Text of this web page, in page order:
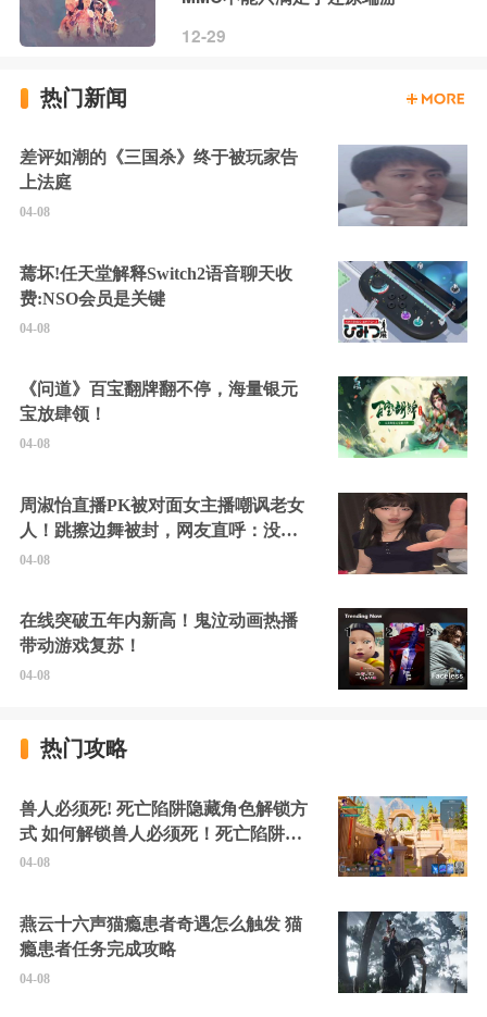
12-29
热门新闻
差评如潮的《三国杀》终于被玩家告
上法庭
04-08
蔫坏!任天堂解释Switch2语音聊天收
费:NSO会员是关键
04-08
《问道》百宝翻牌翻不停，海量银元
宝放肆领！
04-08
周淑怡直播PK被对面女主播嘲讽老女
人！跳擦边舞被封，网友直呼：没边
硬擦封的好！
04-08
在线突破五年内新高！鬼泣动画热播
带动游戏复苏！
04-08
热门攻略
兽人必须死! 死亡陷阱隐藏角色解锁方
式 如何解锁兽人必须死！死亡陷阱中
的隐藏角色
04-08
燕云十六声猫瘾患者奇遇怎么触发 猫
瘾患者任务完成攻略
04-08